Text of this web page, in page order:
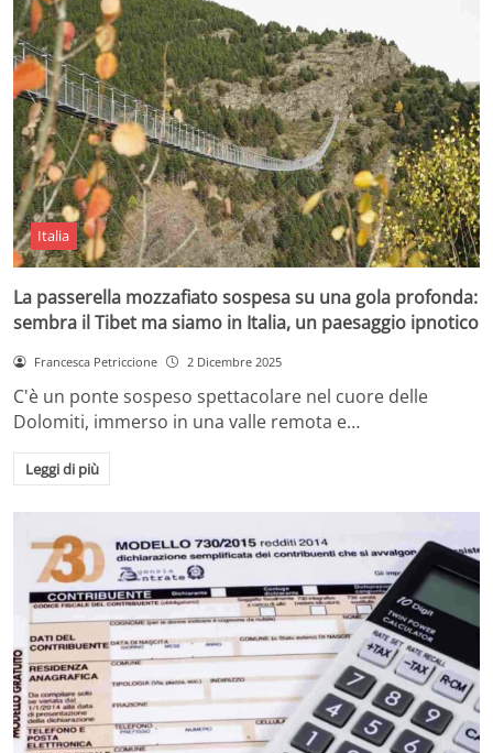
Italia
La passerella mozzafiato sospesa su una gola profonda:
sembra il Tibet ma siamo in Italia, un paesaggio ipnotico
Francesca Petriccione 2 Dicembre 2025
C'è un ponte sospeso spettacolare nel cuore delle
Dolomiti, immerso in una valle remota e…
Leggi di più